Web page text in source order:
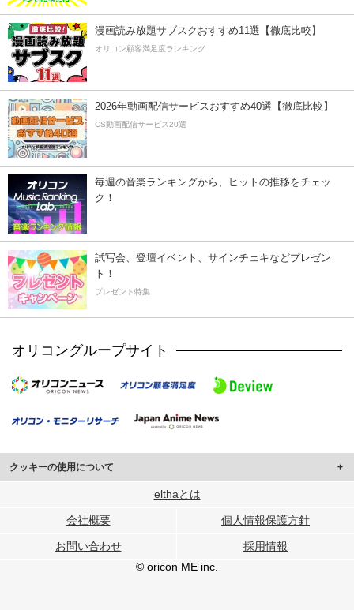
漫画読み放題サブスクおすすめ11選【徹底比較】
オリコン顧客満足度ランキング
2026年動画配信サービスおすすめ40選【徹底比較】
CS動画配信サービス20選
毎週の音楽ランキングから、ヒットの推移をチェッ
ク！
試写会、登壇イベント、サインチェキなどプレゼン
ト！
プレゼント特集
オリコングループサイト
クッキーの使用について
このサイトでは Cookie を使用して、ユーザーに合わせたコンテンツや広告の
行っています。
メディアや広告配信、データ解析の各パートナーに提供しています。
各パートナーは、この情報とユーザーが各パートナーに提供した他の情報や、
ユーザーが各パートナーのサービスを使用したときに収集した他の情報を組み
elthaとは
会社概要 個人情報保護方針
お問い合わせ
採用情報
© oricon ME inc.